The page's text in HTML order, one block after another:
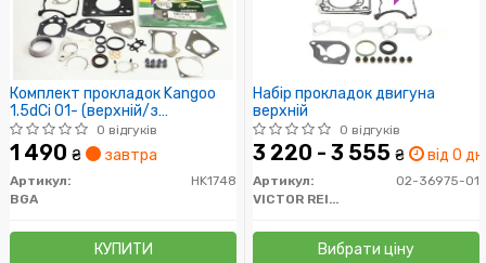
Комплект прокладок Kangoo
1.5dCi 01- (верхній/з
прокладкою ГБЦ))
0 відгуків
1 490 ₴ завтра
Артикул:
HK1748
BGA
КУПИТИ
Набір прокладок двигуна
верхній
0 відгуків
3 220 - 3 555 ₴ від 0 дн.
Артикул:
02-36975-01
VICTOR REINZ
Вибрати ціну